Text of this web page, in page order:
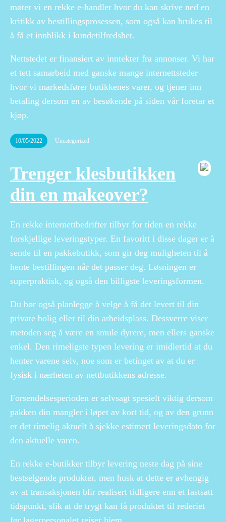
møter vi en rekke e-handler hvor du kan skrive ned en
kritikk av bestillingsprosessen, som også kan brukes til
å få et innblikk i kundetilfredshet.
Nettstedet er finansiert av inntekter fra annonser. Vi har
et tett samarbeid med ganske mange internettsteder
hvor vi markedsfører butikkenes varer, og tjener inn
betaling dersom en av besøkende på siden vår foretar et
kjøp.
10/05/2022 Uncategorized
Trenger klesbutikken
din en makeover?
En rekke internettbedrifter tilbyr for tiden en rekke
forskjellige leveringstyper. En favoritt i disse dager er å
sende til en pakkebutikk, som gir deg muligheten til å
hente bestillingen når det passer deg. Løsningen er
superpraktisk, og også den billigste leveringsformen.
Du bør også planlegge å velge å få det levert til din
private bolig eller til din arbeidsplass. Dessverre viser
metoden seg å være en smule dyrere, men ellers ganske
enkel. Den rimeligste typen levering er imidlertid at du
henter varene selv, noe som er betinget av at du er
fysisk i nærheten av nettbutikkens adresse.
Forsendelsesperioden er selvsagt spesielt viktig dersom
pakken din mangler i løpet av kort tid, og av den grunn
er det rimelig aktuelt å sjekke estimert leveringsdato for
den aktuelle varen.
En rekke e-butikker tilbyr levering neste dag på sine
bestselgende produkter, men husk at dette er avhengig
av at transaksjonen blir realisert tidligere enn et fastsatt
tidspunkt, slik at de trygt kan få produktet til rederiet
før lagerpersonalet reiser hjem.